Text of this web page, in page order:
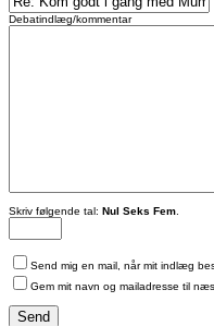
Debatindlæg/kommentar
Skriv følgende tal: Nul Seks Fem
Send mig en mail, når mit indlæg
Gem mit navn og mailadresse til